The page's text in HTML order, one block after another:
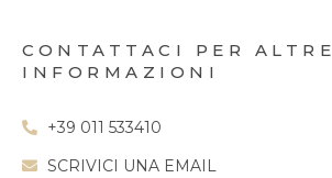
CONTATTACI PER ALTRE
INFORMAZIONI
+39 011 533410
SCRIVICI UNA EMAIL